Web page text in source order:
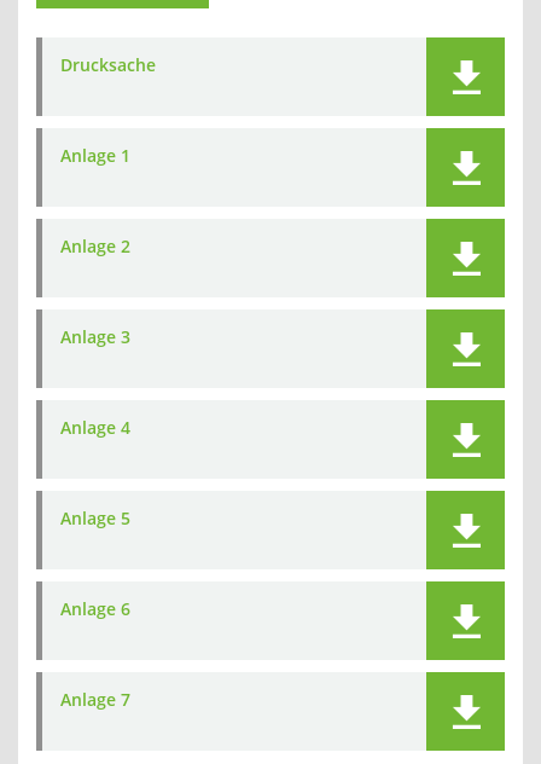
Drucksache
Anlage 1
Anlage 2
Anlage 3
Anlage 4
Anlage 5
Anlage 6
Anlage 7